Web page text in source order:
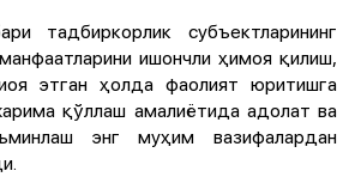
тадбиркорлик субъектларининг
ишончли ҳимоя қилиш,
этган ҳолда фаолият юритишга
қўллаш амалиётида адолат ва
энг муҳим вазифалардан